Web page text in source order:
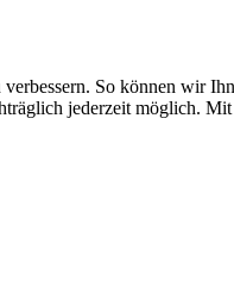
So können wir
jederzeit möglich.